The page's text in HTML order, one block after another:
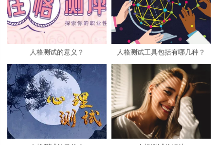
人格测试的意义？ 人格测试工具包括有哪几种？